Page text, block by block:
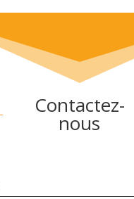
Contactez-
nous